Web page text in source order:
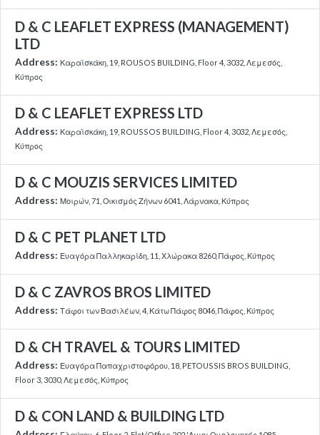
D & C LEAFLET EXPRESS (MANAGEMENT)
LTD
Address: Καραϊσκάκη, 19, ROUSOS BUILDING, Floor 4, 3032, Λεμεσός,
Κύπρος
D & C LEAFLET EXPRESS LTD
Address: Καραϊσκάκη, 19, ROUSSOS BUILDING, Floor 4, 3032, Λεμεσός,
Κύπρος
D & C MOUZIS SERVICES LIMITED
Address: Μοιρών, 71, Οικισμός Ζήνων 6041, Λάρνακα, Κύπρος
D & C PET PLANET LTD
Address: Ευαγόρα Παλληκαρίδη, 11, Χλώρακα 8260, Πάφος, Κύπρος
D & C ZAVROS BROS LIMITED
Address: Τάφοι των Βασιλέων, 4, Κάτω Πάφος 8046, Πάφος, Κύπρος
D & CH TRAVEL & TOURS LIMITED
Address: Ευαγόρα Παπαχριστοφόρου, 18, PETOUSSIS BROS BUILDING,
Floor 3, 3030, Λεμεσός, Κύπρος
D & CON LAND & BUILDING LTD